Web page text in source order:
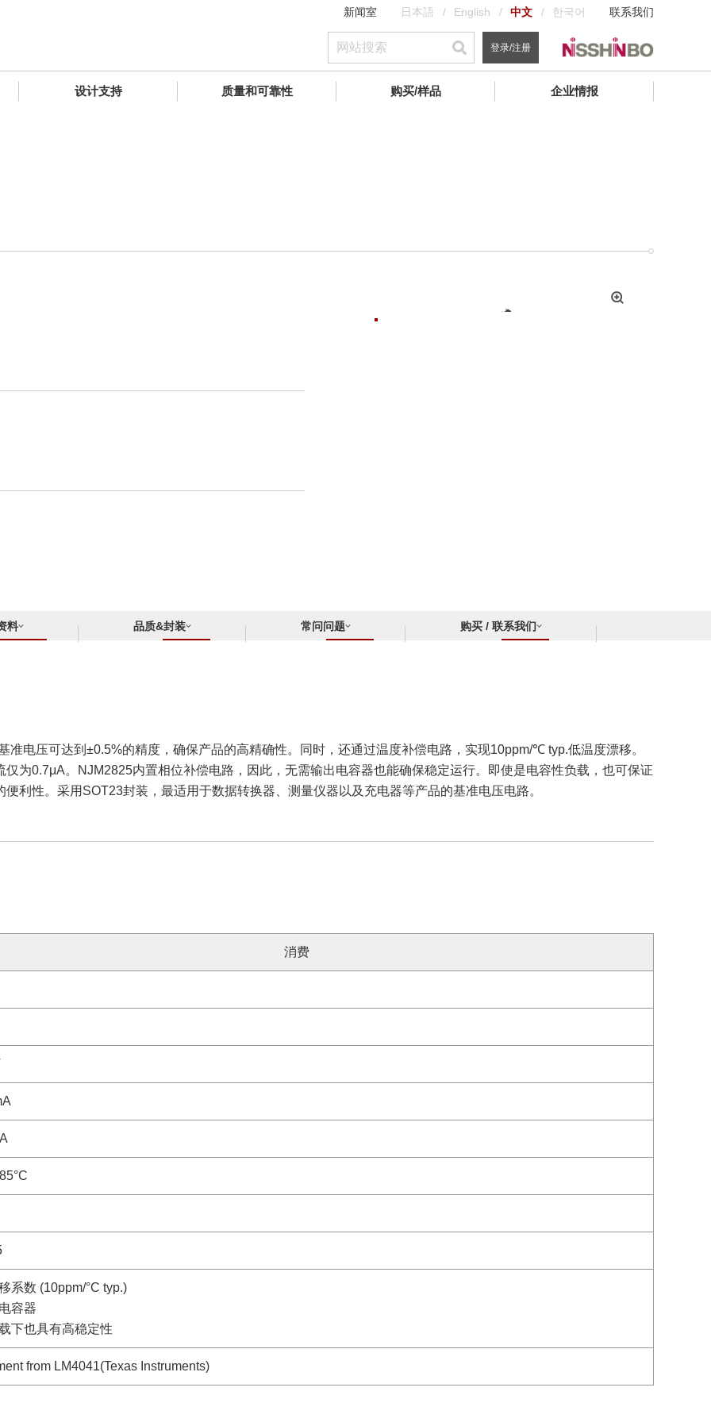
新闻室 日本語 English 中文 한국어 联系我们
登录/注册
设计支持 质量和可靠性 购买/样品 企业情报
拡
料 品质&封装 常问问题 购买 / 联系我们
电压可达到±0.5%的精度，确保产品的高精确性。同时，还通过温度补偿电路，实现10ppm/℃ typ.低温度漂移。
为0.7μA。NJM2825内置相位补偿电路，因此，无需输出电容器也能确保稳定运行。即使是电容性负载，也可保证
利性。采用SOT23封装，最适用于数据转换器、测量仪器以及充电器等产品的基准电压电路。
消费
系数 (10ppm/°C typ.)
容器
下也具有高稳定性
from LM4041(Texas Instruments)